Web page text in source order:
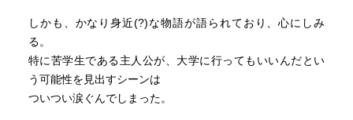
しかも、かなり身近(?)な物語が語られており、心にしみ
る。
特に苦学生である主人公が、大学に行ってもいいんだとい
う可能性を見出すシーンは
ついつい涙ぐんでしまった。